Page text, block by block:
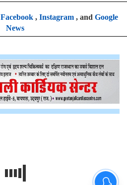
Facebook, Instagram, and Google
News